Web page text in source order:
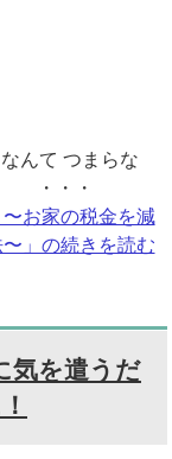
んて つまらな
・・・
お家の税金を減
〜」の続きを読む
気を遣うだ